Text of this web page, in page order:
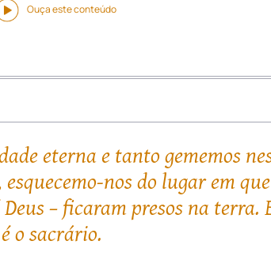
Ouça este conteúdo
eterna e tanto gememos
nos do lugar em
Deus – ficaram presos na terra.
o sacrário.